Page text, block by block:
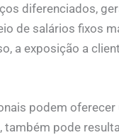
diferenciados,
de salários fixos
a exposição a
podem
pode